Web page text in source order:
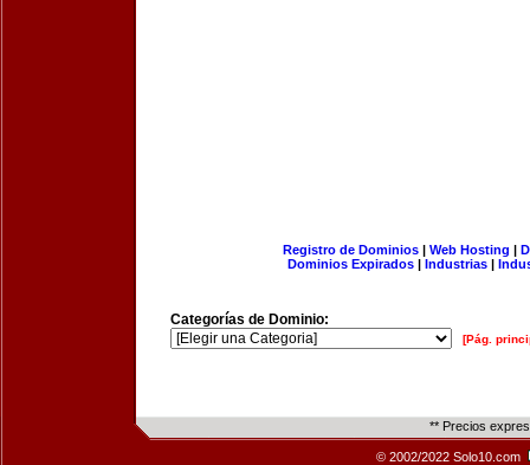
Registro de Dominios| Web Hosting |
Dominios Expirados | Industrias |
Categorías de Dominio:
[Pág.
** Precios
© 2002/2022 Solo10.com